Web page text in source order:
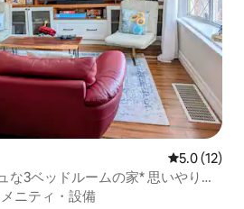
レビュー12
5.0 (12)
な3ベッドルームの家* 思いやりの
ニティ・設備